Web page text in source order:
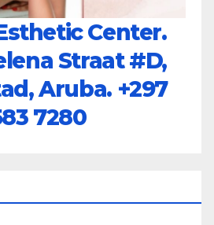
Center.
Straat #D,
Aruba. +297
7280